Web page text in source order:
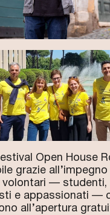
Open House
grazie all’impegno
volontari — studenti,
e appassionati —
all’apertura